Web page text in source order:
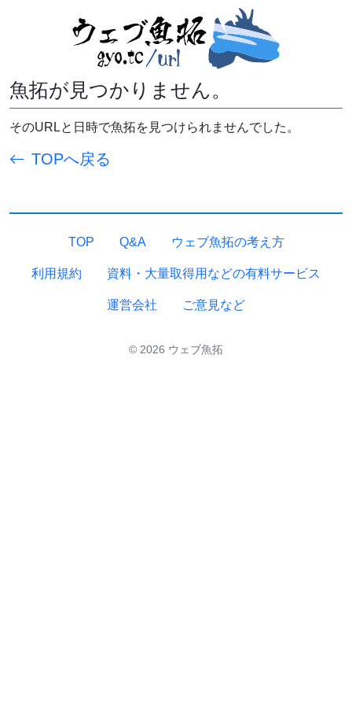
魚拓が見つかりません。
そのURLと日時で魚拓を見つけられませんでした。
TOPへ戻る
TOP Q&A ウェブ魚拓の考え方
利用規約 資料・大量取得用などの有料サービス
運営会社 ご意見など
© 2026 ウェブ魚拓